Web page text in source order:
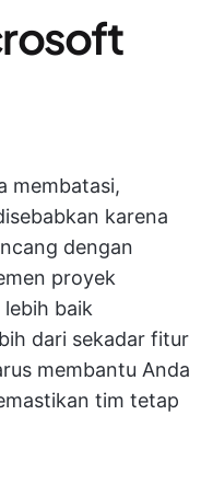
membatasi,
karena
dengan
proyek
baik
dari sekadar fitur
membantu Anda
tim tetap